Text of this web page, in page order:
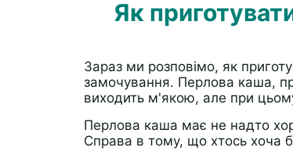
Як
Зараз ми розповімо, як
замочування. Перлова каша,
виходить м'якою, але при
Перлова каша має не надто
Справа в тому, що хтось хоча